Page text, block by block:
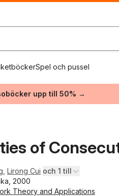
Spel och pussel
upp till 50% →
of
Lirong Cui och 1 till
2000
Theory and Applications